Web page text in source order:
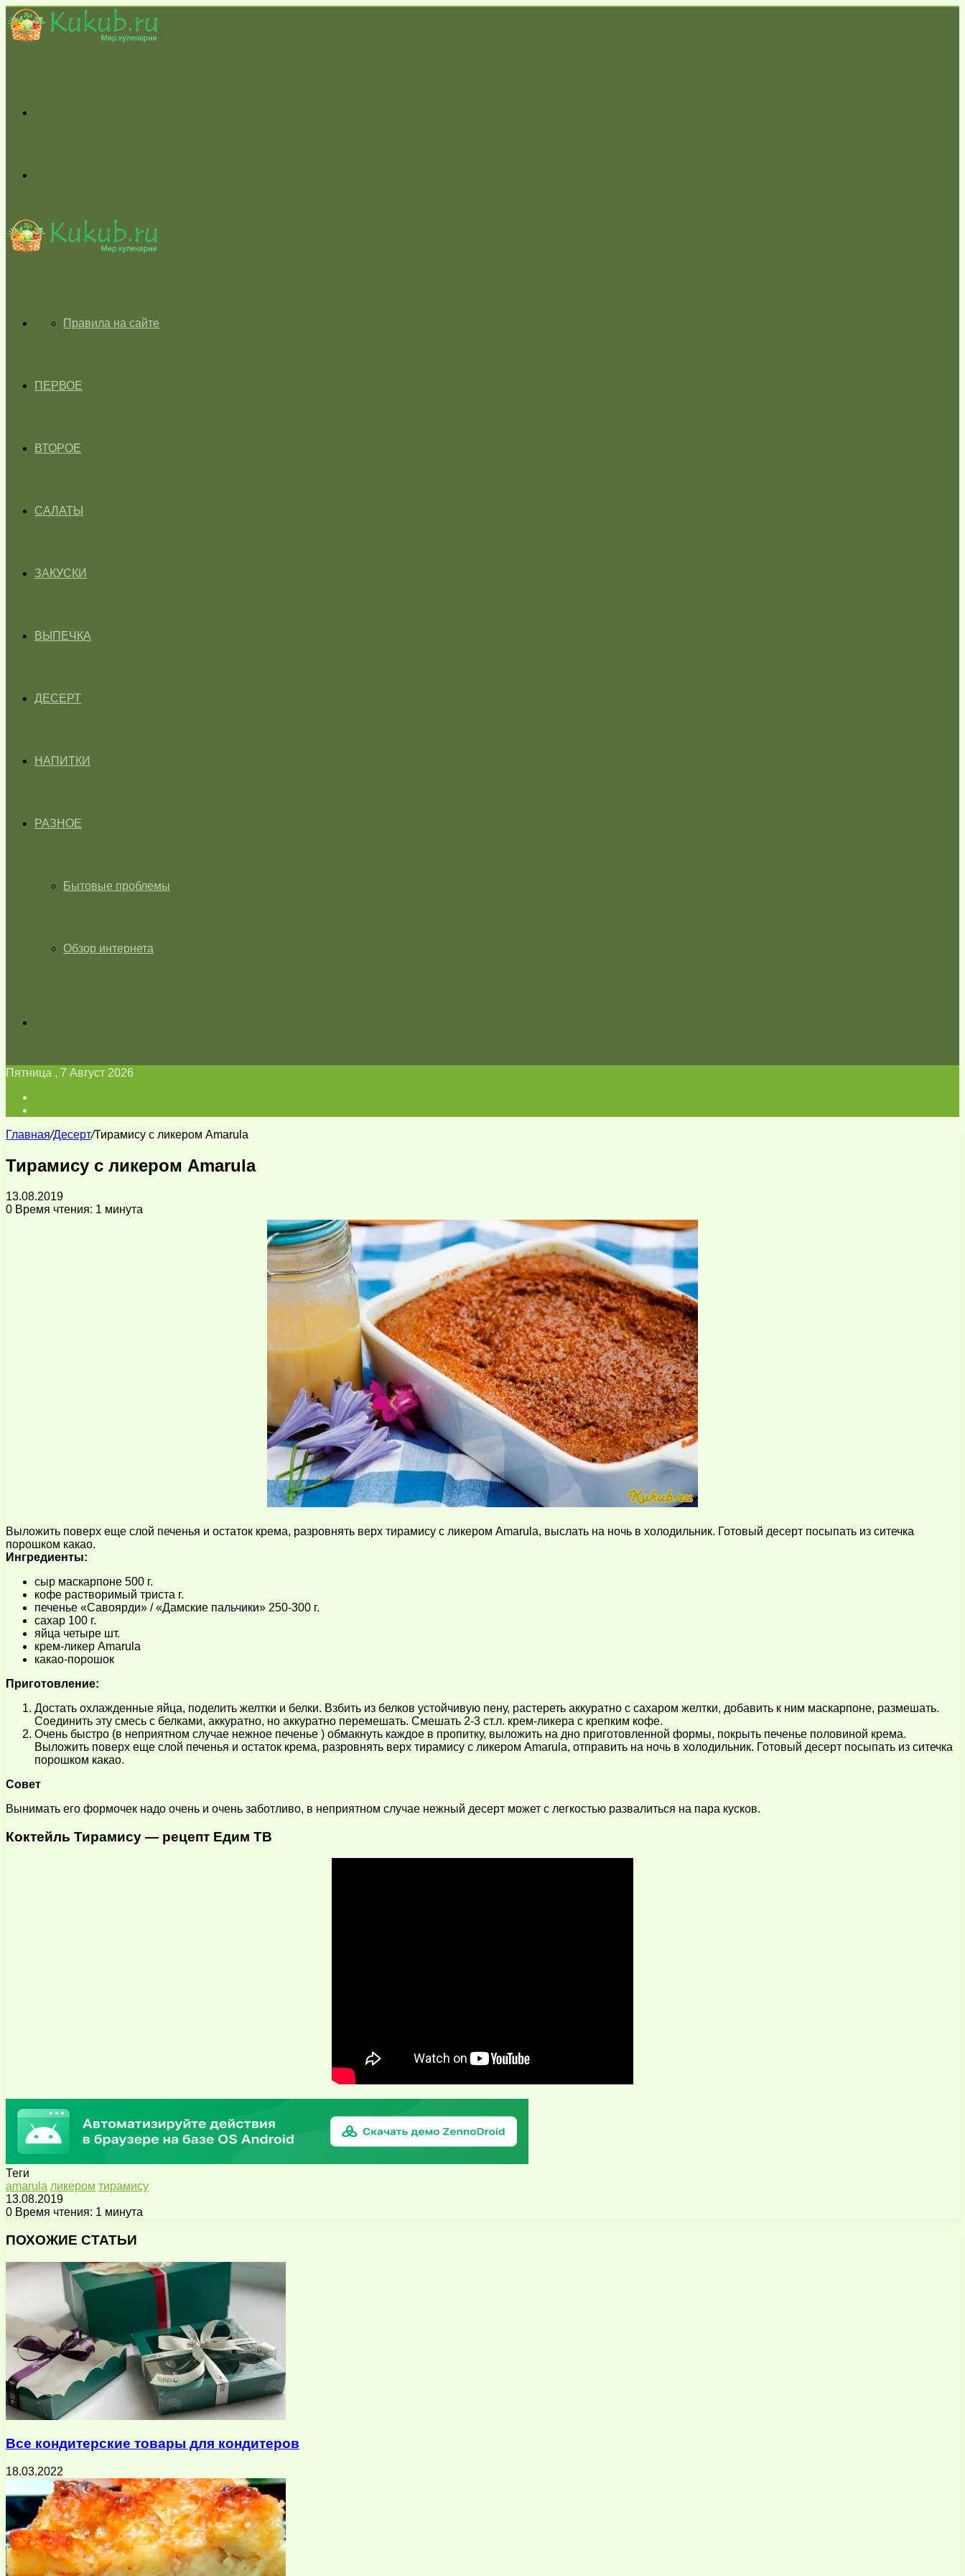
skin
ГЛАВНАЯПравила на сайте
ПЕРВОЕ
ВТОРОЕ
САЛАТЫ
ЗАКУСКИ
ВЫПЕЧКА
ДЕСЕРТ
НАПИТКИ
РАЗНОЕ
Бытовые проблемы
Обзор интернета
Пятница , 7 Август 2026
Главная/Десерт/Тирамису с ликером Amarula
Тирамису с ликером Amarula
13.08.2019
0 Время чтения: 1 минута
Выложить поверх еще слой печенья и остаток крема, разровнять верх тирамису с ликером Amarula, выслать на ночь в холодильник. Готовый десерт посыпать из ситечка
порошком какао.
Ингредиенты:
сыр маскарпоне 500 г.
кофе растворимый триста г.
печенье «Савоярди» / «Дамские пальчики» 250-300 г.
сахар 100 г.
яйца четыре шт.
крем-ликер Amarula
какао-порошок
Приготовление:
Достать охлажденные яйца, поделить желтки и белки. Взбить из белков устойчивую пену, растереть аккуратно с сахаром желтки, добавить к ним маскарпоне, размешать.
Соединить эту смесь с белками, аккуратно, но аккуратно перемешать. Смешать 2-3 ст.л. крем-ликера с крепким кофе.
Очень быстро (в неприятном случае нежное печенье ) обмакнуть каждое в пропитку, выложить на дно приготовленной формы, покрыть печенье половиной крема.
Выложить поверх еще слой печенья и остаток крема, разровнять верх тирамису с ликером Amarula, отправить на ночь в холодильник. Готовый десерт посыпать из ситечка
порошком какао.
Совет
Вынимать его формочек надо очень и очень заботливо, в неприятном случае нежный десерт может с легкостью развалиться на пара кусков.
Коктейль Тирамису — рецепт Едим ТВ
Теги
amarula ликером тирамису
13.08.2019
0 Время чтения: 1 минута
через
почту
ПОХОЖИЕ СТАТЬИ
Все кондитерские товары для кондитеров
18.03.2022